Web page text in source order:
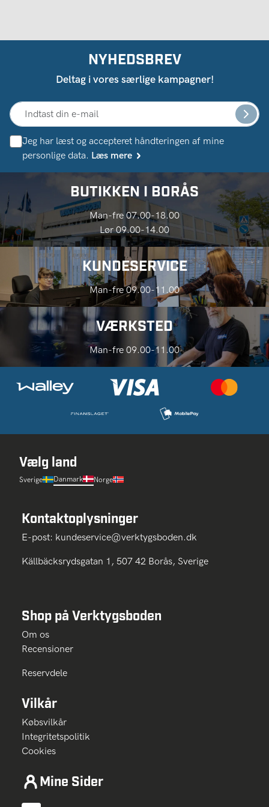
NYHEDSBREV
Deltag i vores særlige kampagner!
Jeg har læst og accepteret håndteringen af ​​mine
personlige data. Læs mere
BUTIKKEN I BORÅS
Man-fre 07.00-18.00
Lør 09.00-14.00
KUNDESERVICE
Man-fre 09.00-11.00
VÆRKSTED
Man-fre 09.00-11.00
Vælg land
Sverige Danmark Norge
Kontaktoplysninger
E-post: kundeservice@verktygsboden.dk
Källbäcksrydsgatan 1, 507 42 Borås, Sverige
Shop på Verktygsboden
Om os
Recensioner
Reservdele
Vilkår
Købsvilkår
Integritetspolitik
Cookies
Mine Sider